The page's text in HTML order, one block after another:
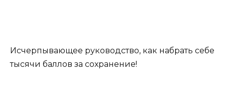
Исчерпывающее руководство, как набрать себе
тысячи баллов за сохранение!